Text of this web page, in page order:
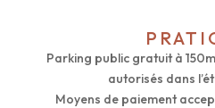
Parking public gratuit à
autorisés dans
Moyens de paiement